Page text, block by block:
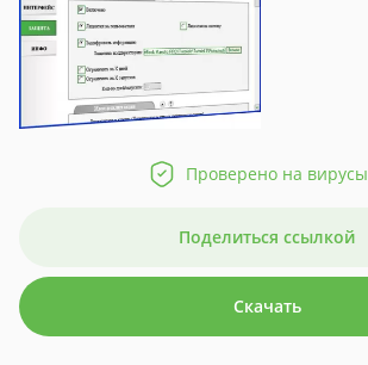
Проверено на вирусы
Поделиться ссылкой
Скачать